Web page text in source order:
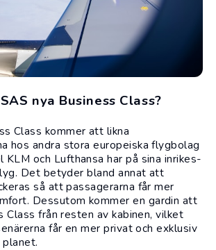
nya Business Class?
Class kommer att likna
hos andra stora europeiska flygbolag
KLM och Lufthansa har på sina inrikes-
Det betyder bland annat att
så att passagerarna får mer
Dessutom kommer en gardin att
Class från resten av kabinen, vilket
får en mer privat och exklusiv